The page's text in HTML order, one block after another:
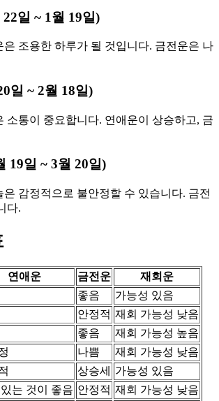
일 ~ 1월 19일)
은 조용한 하루가 될 것입니다. 금전운은 나
일 ~ 2월 18일)
소통이 중요합니다. 연애운이 상승하고, 금
19일 ~ 3월 20일)
감정적으로 불안정할 수 있습니다. 금전
다.
연애운 금전운
재회운
좋음
가능성 있음
안정적 재회 가능성 낮음
좋음
재회 가능성 높음
나쁨
재회 가능성 낮음
상승세
가능성 있음
는 것이 좋음 안정적 재회 가능성 낮음